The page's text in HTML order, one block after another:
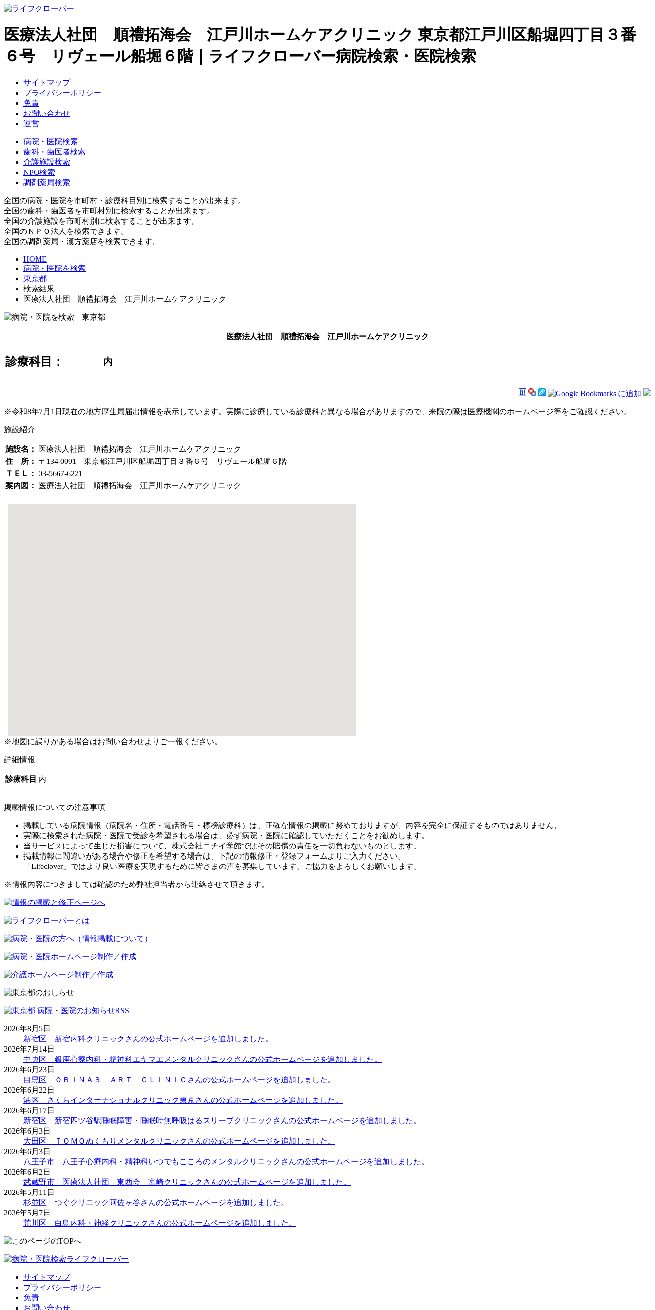
医療法人社団 順禮拓海会 江戸川ホームケアクリニック 東京都江戸川区船堀四丁目３番
６号 リヴェール船堀６階｜ライフクローバー病院検索・医院検索
サイトマップ
プライバシーポリシー
免責
お問い合わせ
運営
病院・医院検索
歯科・歯医者検索
介護施設検索
NPO検索
調剤薬局検索
全国の病院・医院を市町村・診療科目別に検索することが出来ます。
全国の歯科・歯医者を市町村別に検索することが出来ます。
全国の介護施設を市町村別に検索することが出来ます。
全国のＮＰＯ法人を検索できます。
全国の調剤薬局・漢方薬店を検索できます。
HOME
病院・医院を検索
東京都
検索結果
医療法人社団 順禮拓海会 江戸川ホームケアクリニック
医療法人社団 順禮拓海会 江戸川ホームケアクリニック
診療科目： 内
※令和8年7月1日現在の地方厚生局届出情報を表示しています。実際に診療している診療科と異なる場合がありますので、来院の際は医療機関のホームページ等をご確認ください。
施設紹介
施設名：
医療法人社団 順禮拓海会 江戸川ホームケアクリニック
住 所：
〒134-0091 東京都江戸川区船堀四丁目３番６号 リヴェール船堀６階
ＴＥＬ： 03-5667-6221
案内図：
医療法人社団 順禮拓海会 江戸川ホームケアクリニック
※地図に誤りがある場合はお問い合わせよりご一報ください。
詳細情報
診療科目 内
掲載情報についての注意事項
掲載している病院情報（病院名・住所・電話番号・標榜診療科）は、正確な情報の掲載に努めておりますが、内容を完全に保証するものではありません。
実際に検索された病院・医院で受診を希望される場合は、必ず病院・医院に確認していただくことをお勧めします。
当サービスによって生じた損害について、株式会社ニチイ学館ではその賠償の責任を一切負わないものとします。
掲載情報に間違いがある場合や修正を希望する場合は、下記の情報修正・登録フォームよりご入力ください。
「Lifeclover」ではより良い医療を実現するために皆さまの声を募集しています。ご協力をよろしくお願いします。
※情報内容につきましては確認のため弊社担当者から連絡させて頂きます。
2026年8月5日
新宿区 新宿内科クリニックさんの公式ホームページを追加しました。
2026年7月14日
中央区 銀座心療内科・精神科エキマエメンタルクリニックさんの公式ホームページを追加しました。
2026年6月23日
目黒区 ＯＲＩＮＡＳ ＡＲＴ ＣＬＩＮＩＣさんの公式ホームページを追加しました。
2026年6月22日
港区 さくらインターナショナルクリニック東京さんの公式ホームページを追加しました。
2026年6月17日
新宿区 新宿四ツ谷駅睡眠障害・睡眠時無呼吸はるスリープクリニックさんの公式ホームページを追加しました。
2026年6月3日
大田区 ＴＯＭＯぬくもりメンタルクリニックさんの公式ホームページを追加しました。
2026年6月3日
八王子市 八王子心療内科・精神科いつでもこころのメンタルクリニックさんの公式ホームページを追加しました。
2026年6月2日
武蔵野市 医療法人社団 東西会 宮崎クリニックさんの公式ホームページを追加しました。
2026年5月11日
杉並区 つぐクリニック阿佐ヶ谷さんの公式ホームページを追加しました。
2026年5月7日
荒川区 白鳥内科・神経クリニックさんの公式ホームページを追加しました。
サイトマップ
プライバシーポリシー
免責
お問い合わせ